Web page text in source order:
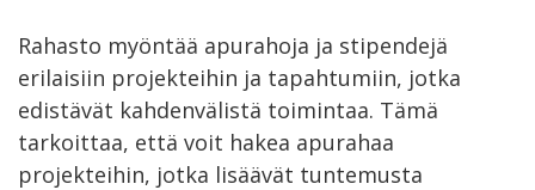
Rahasto myöntää apurahoja ja stipendejä
erilaisiin projekteihin ja tapahtumiin, jotka
edistävät kahdenvälistä toimintaa. Tämä
tarkoittaa, että voit hakea apurahaa
projekteihin, jotka lisäävät tuntemusta